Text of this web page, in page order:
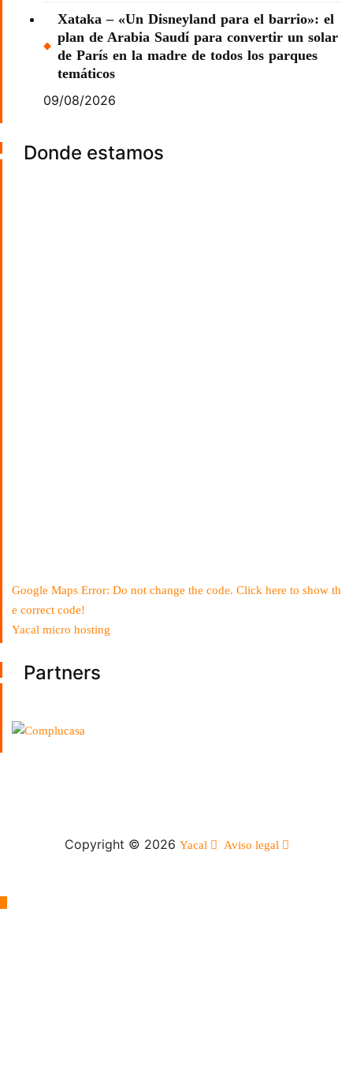
Xataka – «Un Disneyland para el barrio»: el
plan de Arabia Saudí para convertir un solar
de París en la madre de todos los parques
temáticos
09/08/2026
Donde estamos
Google Maps Error: Do not change the code. Click here to show th
e correct code!
Yacal micro hosting
Partners
Copyright © 2026 Yacal Aviso legal